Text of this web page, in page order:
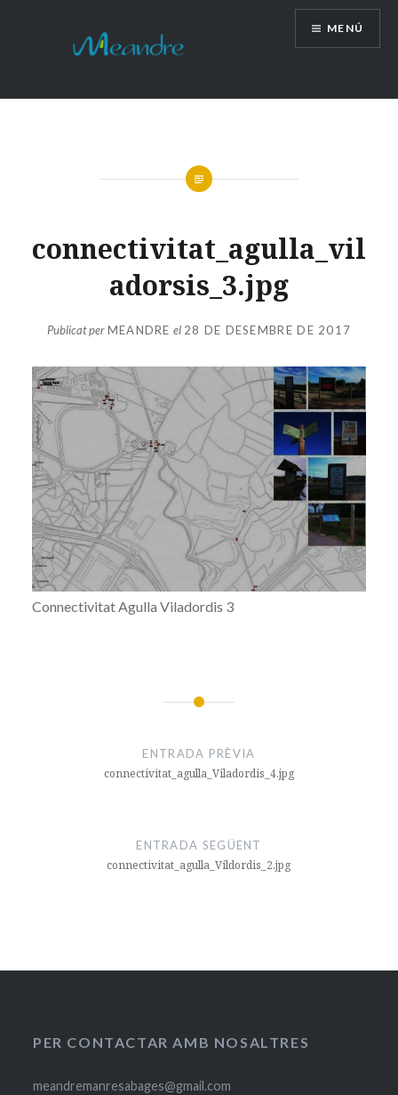
MENÚ
connectivitat_agulla_vil
adorsis_3.jpg
Publicat perMEANDRE el 28 DE DESEMBRE DE 2017
Connectivitat Agulla Viladordis 3
ENTRADA PRÈVIA
connectivitat_agulla_Viladordis_4.jpg
ENTRADA SEGÜENT
connectivitat_agulla_Vildordis_2.jpg
PER CONTACTAR AMB NOSALTRES
meandremanresabages@gmail.com